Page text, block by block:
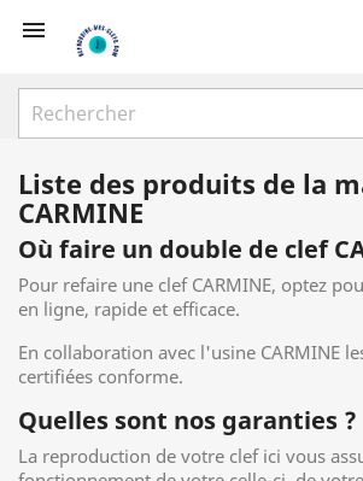

Liste des produits de la
CARMINE
Où faire un double de clef
Pour refaire une clef CARMINE, optez
en ligne, rapide et efficace.
En collaboration avec l'usine CARMINE
certifiées conforme.
Quelles sont nos garanties ?
La reproduction de votre clef ici vous